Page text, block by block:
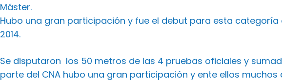
Máster.
Hubo una gran participación y fue el debut para esta
2014.
Se disputaron los 50 metros de las 4 pruebas oficiales y
parte del CNA hubo una gran participación y ente ellos